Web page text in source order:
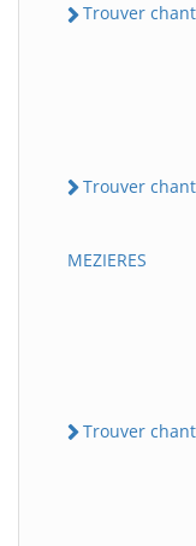
Trouver
Trouver
MEZIERES
Trouver